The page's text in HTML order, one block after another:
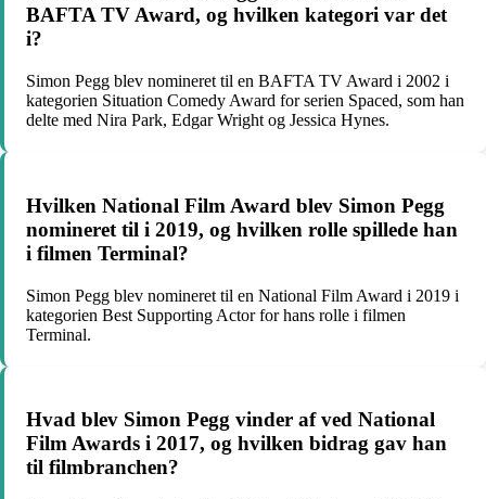
BAFTA TV Award, og hvilken kategori var det
i?
Simon Pegg blev nomineret til en BAFTA TV Award i 2002 i
kategorien Situation Comedy Award for serien Spaced, som han
delte med Nira Park, Edgar Wright og Jessica Hynes.
Hvilken National Film Award blev Simon Pegg
nomineret til i 2019, og hvilken rolle spillede han
i filmen Terminal?
Simon Pegg blev nomineret til en National Film Award i 2019 i
kategorien Best Supporting Actor for hans rolle i filmen
Terminal.
Hvad blev Simon Pegg vinder af ved National
Film Awards i 2017, og hvilken bidrag gav han
til filmbranchen?